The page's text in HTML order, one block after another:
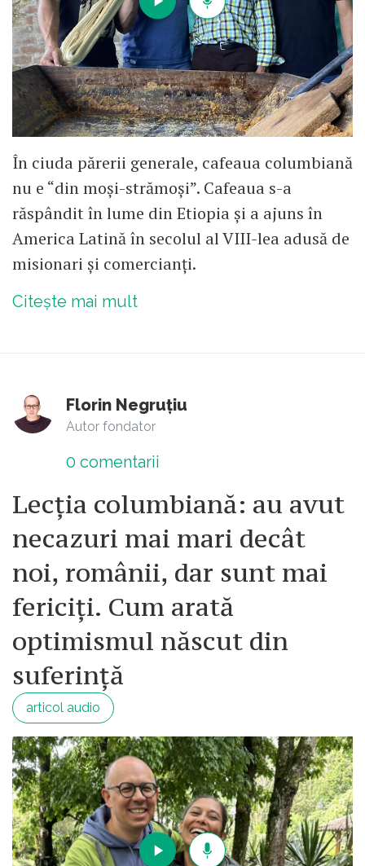
În ciuda părerii generale, cafeaua columbiană
nu e “din moși-strămoși”. Cafeaua s-a
răspândit în lume din Etiopia și a ajuns în
America Latină în secolul al VIII-lea adusă de
misionari și comercianți.
Citește mai mult
Florin Negruțiu
Autor fondator
0 comentarii
Lecția columbiană: au avut
necazuri mai mari decât
noi, românii, dar sunt mai
fericiți. Cum arată
optimismul născut din
suferință
articol audio